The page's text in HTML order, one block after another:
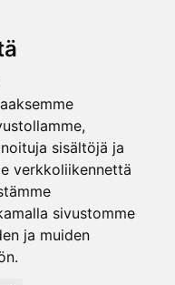
sisältöjä ja
verkkoliikennettä
sivustomme
ja muiden